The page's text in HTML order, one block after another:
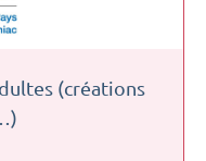
(créations